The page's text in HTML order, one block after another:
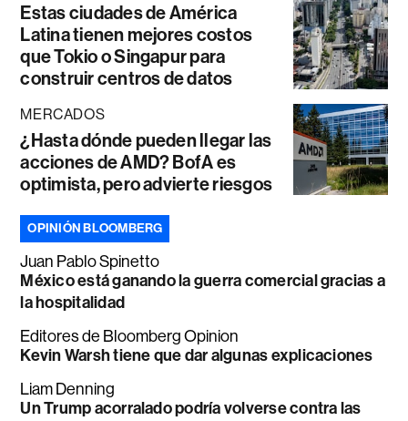
Estas ciudades de América
Latina tienen mejores costos
que Tokio o Singapur para
construir centros de datos
MERCADOS
¿Hasta dónde pueden llegar las
acciones de AMD? BofA es
optimista, pero advierte riesgos
OPINIÓN BLOOMBERG
Juan Pablo Spinetto
México está ganando la guerra comercial gracias a
la hospitalidad
Editores de Bloomberg Opinion
Kevin Warsh tiene que dar algunas explicaciones
Liam Denning
Un Trump acorralado podría volverse contra las